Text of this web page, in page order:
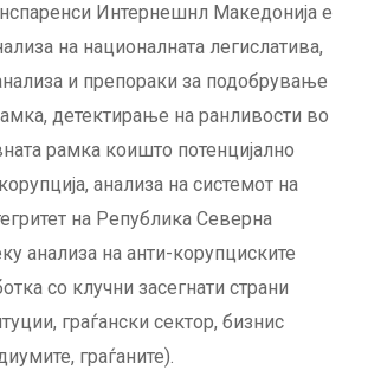
Интернешнл Македонија е
на националната легислатива,
и препораки за подобрување
детектирање на ранливости во
рамка коишто потенцијално
анализа на системот на
на Република Северна
анализа на анти-корупциските
со клучни засегнати страни
граѓански сектор, бизнис
граѓаните).